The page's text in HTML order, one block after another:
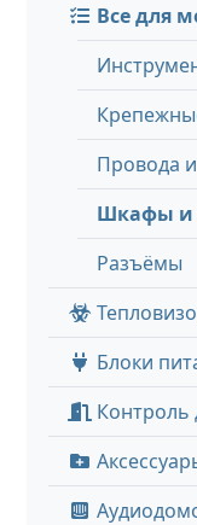
Все для
Провода
Шкафы и
Разъёмы
Блоки
Контроль